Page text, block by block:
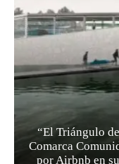
“El Triángulo
Comarca
por Airbnb en